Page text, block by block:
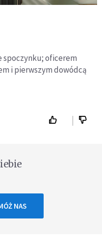
spoczynku; oficerem
i pierwszym dowódcą
NAS